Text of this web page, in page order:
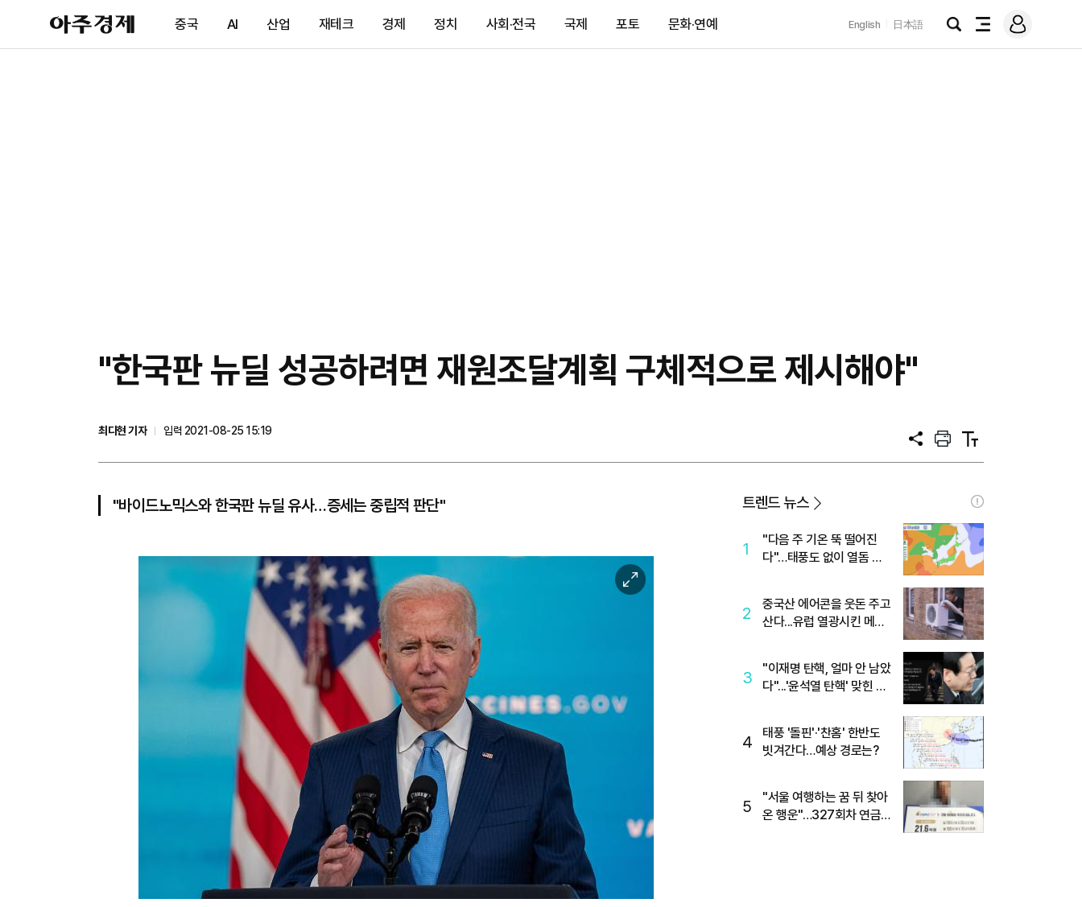
아
주
제
중국 AI 산업 재테크 경제 정치 사회·전국 국제 포토 문화·연예 English 日本語
검
전
메
그
​"한국판 뉴딜 성공하려면 재원조달계획 구체적으로 제시해야"
최다현 기자
입력 2021-08-25 15:19
공
프
트
텍
트
"바이드노믹스와 한국판 뉴딜 유사…증세는 중립적 판단"
이
미
트렌드 뉴스
1
"다음 주 기온 뚝 떨어진
다"…태풍도 없이 열돔 박
2
중국산 에어콘을 웃돈 주고
산다...유럽 열광시킨 메이
3
"이재명 탄핵, 얼마 안 남았
다"...'윤석열 탄핵' 맞힌 무
4
태풍 '돌핀'·'찬홈' 한반도
빗겨간다…예상 경로는?
5
"서울 여행하는 꿈 뒤 찾아
온 행운"…327회차 연금